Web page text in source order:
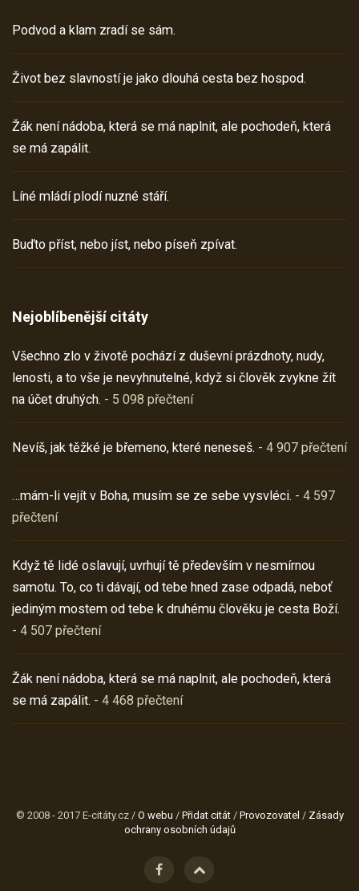
Podvod a klam zradí se sám.
Život bez slavností je jako dlouhá cesta bez hospod.
Žák není nádoba, která se má naplnit, ale pochodeň, která
se má zapálit.
Líné mládí plodí nuzné stáří.
Buďto příst, nebo jíst, nebo píseň zpívat.
Nejoblíbenější citáty
Všechno zlo v životě pochází z duševní prázdnoty, nudy,
lenosti, a to vše je nevyhnutelné, když si člověk zvykne žít
na účet druhých. - 5 098 přečtení
Nevíš, jak těžké je břemeno, které neneseš. - 4 907 přečtení
…mám-li vejít v Boha, musím se ze sebe vysvléci. - 4 597
přečtení
Když tě lidé oslavují, uvrhují tě především v nesmírnou
samotu. To, co ti dávají, od tebe hned zase odpadá, neboť
jediným mostem od tebe k druhému člověku je cesta Boží.
- 4 507 přečtení
Žák není nádoba, která se má naplnit, ale pochodeň, která
se má zapálit. - 4 468 přečtení
© 2008 - 2017 E-citáty.cz / O webu / Přidat citát/ Provozovatel / Zásady
ochrany osobních údajů